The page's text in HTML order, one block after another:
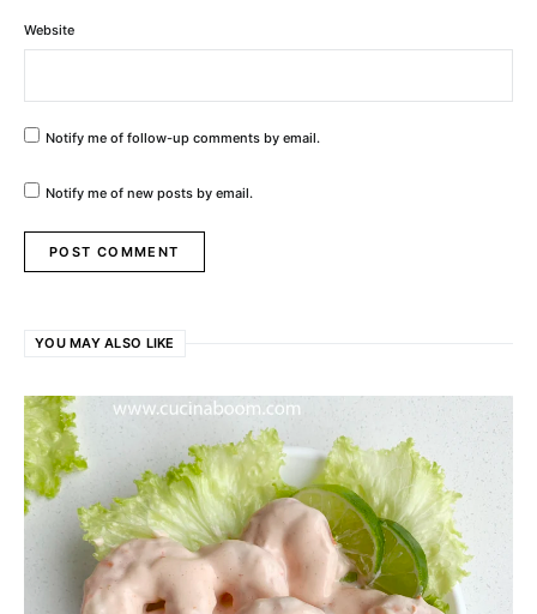
Website
Notify me of follow-up comments by email.
Notify me of new posts by email.
YOU MAY ALSO LIKE